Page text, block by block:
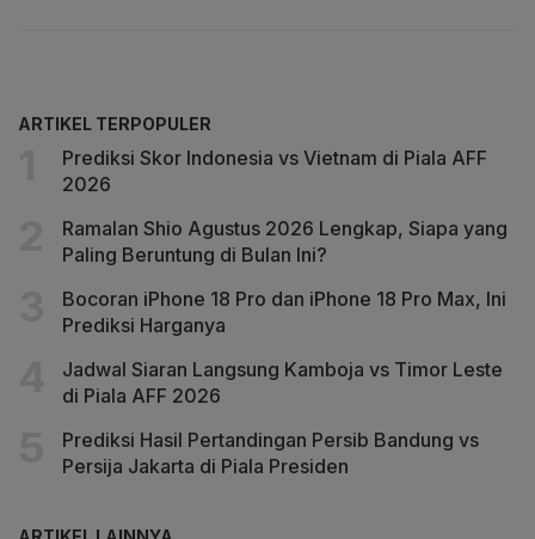
ARTIKEL TERPOPULER
Prediksi Skor Indonesia vs Vietnam di Piala AFF
2026
Ramalan Shio Agustus 2026 Lengkap, Siapa yang
Paling Beruntung di Bulan Ini?
Bocoran iPhone 18 Pro dan iPhone 18 Pro Max, Ini
Prediksi Harganya
Jadwal Siaran Langsung Kamboja vs Timor Leste
di Piala AFF 2026
Prediksi Hasil Pertandingan Persib Bandung vs
Persija Jakarta di Piala Presiden